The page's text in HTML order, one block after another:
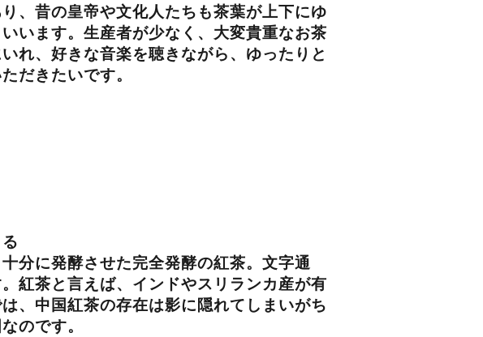
、昔の皇帝や文化人たちも茶葉が上下にゆ
います。生産者が少なく、大変貴重なお茶
れ、好きな音楽を聴きながら、ゆったりと
だきたいです。
分に発酵させた完全発酵の紅茶。文字通
紅茶と言えば、インドやスリランカ産が有
、中国紅茶の存在は影に隠れてしまいがち
のです。